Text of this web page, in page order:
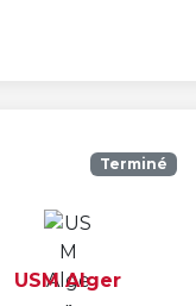
Terminé
USM Alger